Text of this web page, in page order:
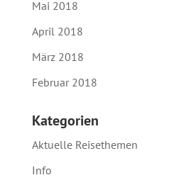
Mai 2018
April 2018
März 2018
Februar 2018
Kategorien
Aktuelle Reisethemen
Info